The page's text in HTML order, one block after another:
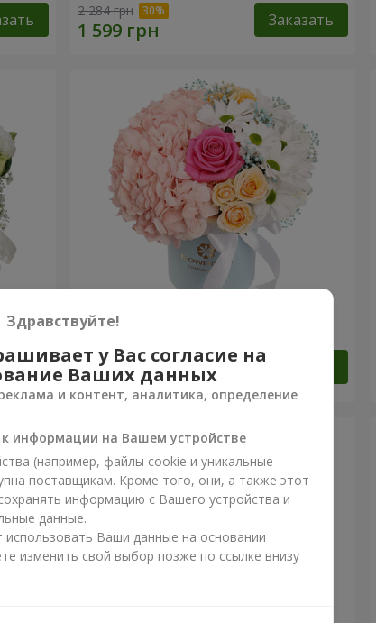
2 284 грн Заказать
Цветы в коробке "Счастья не
избежать"
1 716 грн
Здравствуйте!
у Вас согласие на
Ваших данных
и контент, аналитика, определение
информации на Вашем устройстве
(например, файлы cookie и уникальные
поставщикам. Кроме того, они, а также этот
информацию с Вашего устройства и
данные.
Ваши данные на основании
изменить свой выбор позже по ссылке внизу